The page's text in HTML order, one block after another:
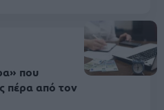
που
πέρα από τον